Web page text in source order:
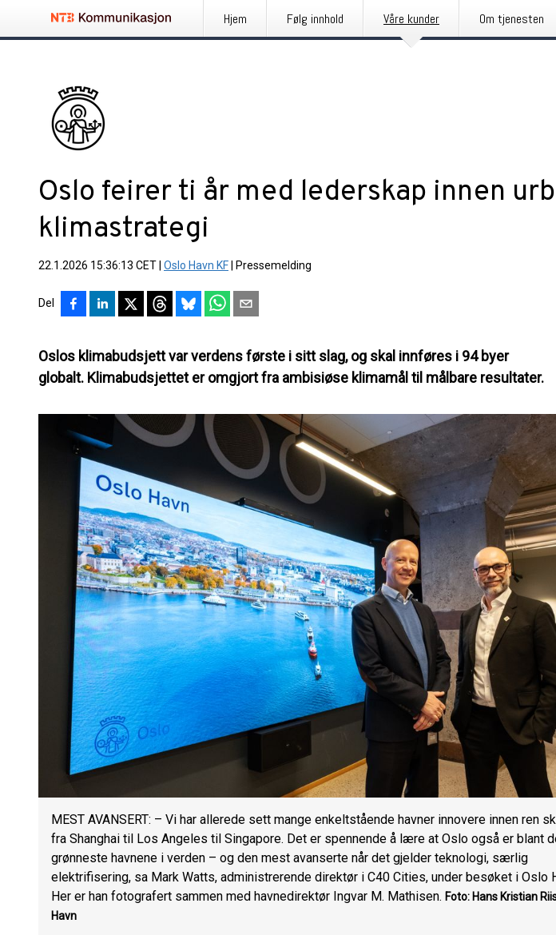
Hjem Følg innhold Våre kunder Om tjenesten
Oslo feirer ti år med lederskap innen
klimastrategi
22.1.2026 15:36:13 CET Oslo Havn KF Pressemelding
Del
Oslos klimabudsjett var verdens første i sitt slag, og skal innføres i 94 byer
globalt. Klimabudsjettet er omgjort fra ambisiøse klimamål til målbare resultater.
MEST AVANSERT: – Vi har allerede sett mange enkeltstående havner innovere innen ren
fra Shanghai til Los Angeles til Singapore. Det er spennende å lære at Oslo også er blant
grønneste havnene i verden – og den mest avanserte når det gjelder teknologi, særlig
elektrifisering, sa Mark Watts, administrerende direktør i C40 Cities, under besøket i Oslo
Her er han fotografert sammen med havnedirektør Ingvar M. Mathisen. Foto: Hans Kristian
Havn